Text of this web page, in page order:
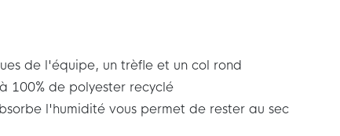
de l'équipe, un trèfle et un col rond
100% de polyester recyclé
l'humidité vous permet de rester au sec